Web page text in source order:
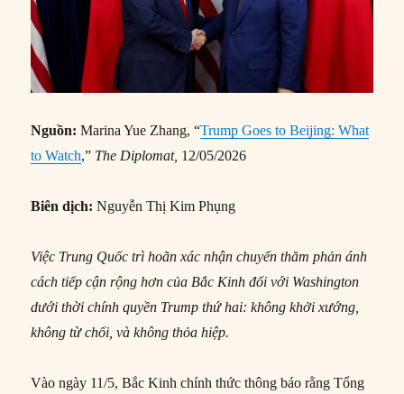
Nguồn: Marina Yue Zhang, “Trump Goes to Beijing: What
to Watch,” The Diplomat, 12/05/2026
Biên dịch:Nguyễn Thị Kim Phụng
Việc Trung Quốc trì hoãn xác nhận chuyến thăm phản ánh
cách tiếp cận rộng hơn của Bắc Kinh đối với Washington
dưới thời chính quyền Trump thứ hai: không khởi xướng,
không từ chối, và không thỏa hiệp.
Vào ngày 11/5, Bắc Kinh chính thức thông báo rằng Tổng